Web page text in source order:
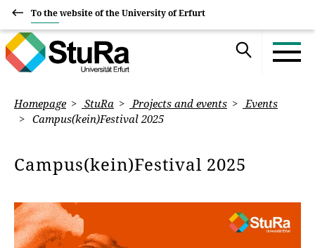
To the website of the University of Erfurt
Homepage StuRa Projects and events
Events
Campus(kein)Festival 2025
Campus(kein)Festival 2025